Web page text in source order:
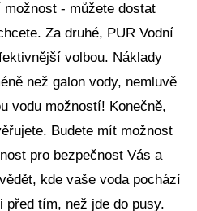
- můžete dostat
Za druhé, PUR Vodní
volbou. Náklady
než galon vody, nemluvě
vodu možností! Konečně,
Budete mít možnost
pro bezpečnost Vás a
kde vaše voda pochází
tím, než jde do pusy.